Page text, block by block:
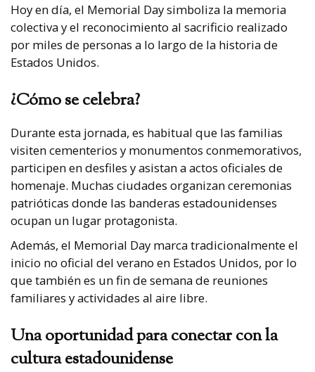
Hoy en día, el Memorial Day simboliza la memoria
colectiva y el reconocimiento al sacrificio realizado
por miles de personas a lo largo de la historia de
Estados Unidos.
¿Cómo se celebra?
Durante esta jornada, es habitual que las familias
visiten cementerios y monumentos conmemorativos,
participen en desfiles y asistan a actos oficiales de
homenaje. Muchas ciudades organizan ceremonias
patrióticas donde las banderas estadounidenses
ocupan un lugar protagonista.
Además, el Memorial Day marca tradicionalmente el
inicio no oficial del verano en Estados Unidos, por lo
que también es un fin de semana de reuniones
familiares y actividades al aire libre.
Una oportunidad para conectar con la
cultura estadounidense